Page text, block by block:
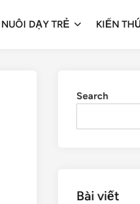
NUÔI DẠY TRẺ KIẾN
Search
Bài viết